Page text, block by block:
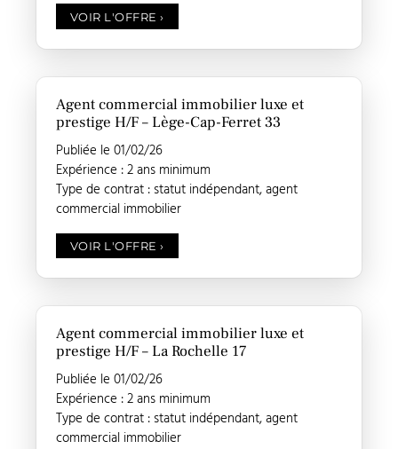
VOIR L'OFFRE›
Agent commercial immobilier luxe et
prestige H/F – Lège-Cap-Ferret 33
Publiée le 01/02/26
Expérience : 2 ans minimum
Type de contrat : statut indépendant, agent
commercial immobilier
VOIR L'OFFRE›
Agent commercial immobilier luxe et
prestige H/F – La Rochelle 17
Publiée le 01/02/26
Expérience : 2 ans minimum
Type de contrat : statut indépendant, agent
commercial immobilier